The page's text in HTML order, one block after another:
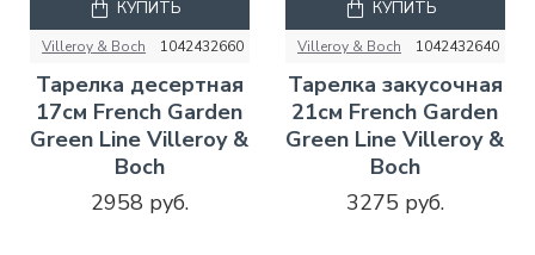
Villeroy & Boch 1042432660
Тарелка десертная
17см French Garden
Green Line Villeroy &
Boch
2958 руб.
КУПИТЬ
Villeroy & Boch 1042432640
Тарелка закусочная
21см French Garden
Green Line Villeroy &
Boch
3275 руб.
КУПИТЬ